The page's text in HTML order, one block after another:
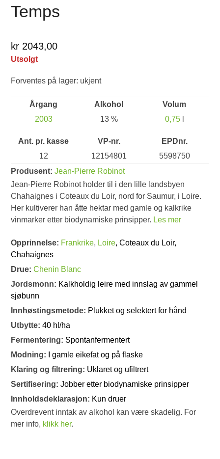
Temps
kr 2043,00
Utsolgt
Forventes på lager: ukjent
Årgang
2003
Alkohol
13 %
Volum
0,75l
Ant. pr. kasse
12
VP-nr.
12154801
EPDnr.
5598750
Produsent:Jean-Pierre Robinot
Jean-Pierre Robinot holder til i den lille landsbyen
Chahaignes i Coteaux du Loir, nord for Saumur, i Loire.
Her kultiverer han åtte hektar med gamle og kalkrike
vinmarker etter biodynamiske prinsipper. Les mer
Opprinnelse: Frankrike, Loire, Coteaux du Loir,
Chahaignes
Drue:Chenin Blanc
Jordsmonn: Kalkholdig leire med innslag av gammel
sjøbunn
Innhøstingsmetode: Plukket og selektert for hånd
Utbytte:40 hl/ha
Fermentering: Spontanfermentert
Modning:
I gamle eikefat og på flaske
Klaring og filtrering: Uklaret og ufiltrert
Sertifisering:Jobber etter biodynamiske prinsipper
Innholdsdeklarasjon: Kun druer
Overdrevent inntak av alkohol kan være skadelig. For
mer info, klikk her.